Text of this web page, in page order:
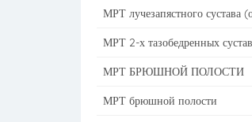
МРТ лучезапястного сустава
МРТ 2-х тазобедренных
МРТ БРЮШНОЙ ПОЛОСТИ
МРТ брюшной полости